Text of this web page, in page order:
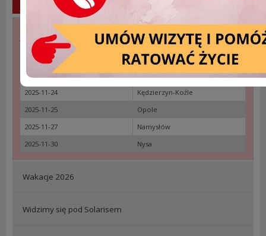
Akcje Wyjazdowe »
DATA
MIEJSCOWOŚĆ
2025-11-23
Kędzierzyn-Koźle
2025-11-24
Kędzierzyn-Koźle
2025-11-25
Opole
2025-11-27
Namysłów
2025-11-30
Nysa
Wakacje 2026
Widzimy się pod Solarisem